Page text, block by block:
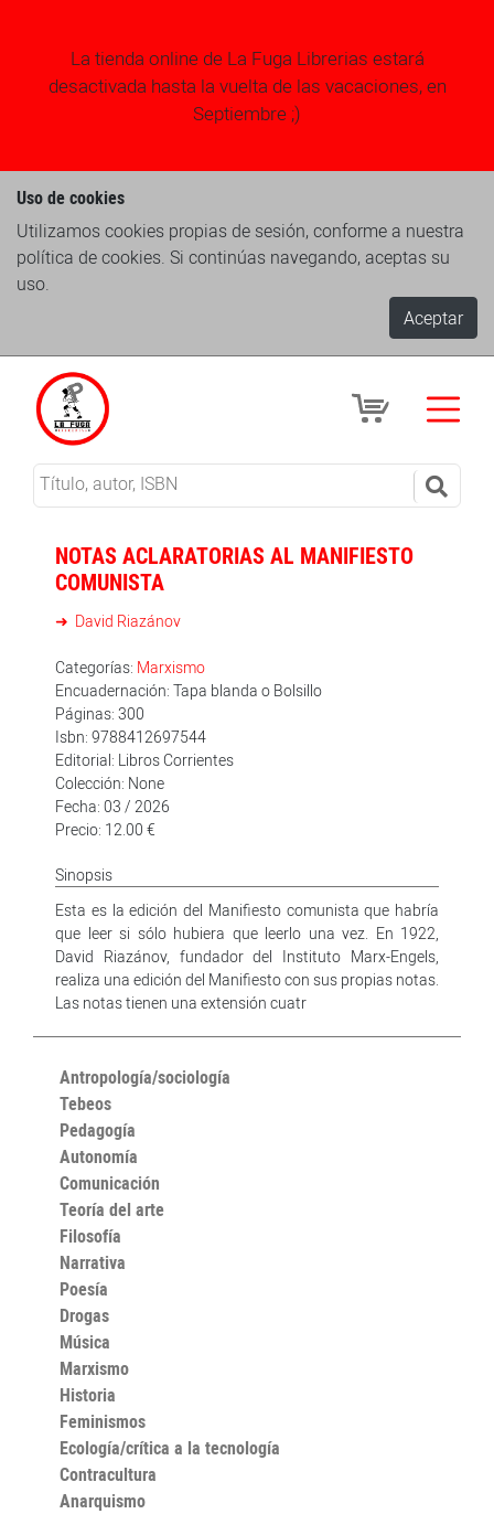
La tienda online de La Fuga Librerias estará
desactivada hasta la vuelta de las vacaciones, en
Septiembre ;)
Uso de cookies
Utilizamos cookies propias de sesión, conforme a nuestra
política de cookies. Si continúas navegando, aceptas su
uso.
Aceptar
NOTAS ACLARATORIAS AL MANIFIESTO
COMUNISTA
David Riazánov
Categorías: Marxismo
Encuadernación: Tapa blanda o Bolsillo
Páginas: 300
Isbn: 9788412697544
Editorial: Libros Corrientes
Colección: None
Fecha: 03 / 2026
Precio: 12.00 €
Sinopsis
Esta es la edición del Manifiesto comunista que habría
que leer si sólo hubiera que leerlo una vez. En 1922,
David Riazánov, fundador del Instituto Marx-Engels,
realiza una edición del Manifiesto con sus propias notas.
Las notas tienen una extensión cuatr
Antropología/sociología
Tebeos
Pedagogía
Autonomía
Comunicación
Teoría del arte
Filosofía
Narrativa
Poesía
Drogas
Música
Marxismo
Historia
Feminismos
Ecología/crítica a la tecnología
Contracultura
Anarquismo